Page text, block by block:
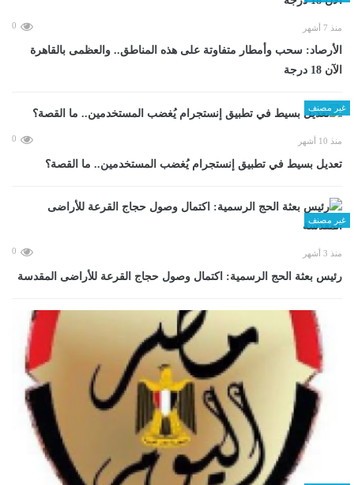
منذ 7 أشهر 0
الأرصاد: سحب وأمطار متفاوتة على هذه المناطق.. والعظمى بالقاهرة
الآن 18 درجة
غير مصنف
منذ 10 أشهر 0
تعديل بسيط في تطبيق إنستجرام يُغضب المستخدمين.. ما القصة؟
غير مصنف
منذ 3 أشهر 0
رئيس بعثة الحج الرسمية: اكتمال وصول حجاج القرعة للأراضى المقدسة